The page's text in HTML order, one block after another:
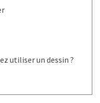
utiliser un dessin ?